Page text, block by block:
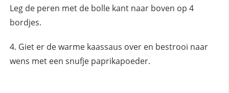
Leg de peren met de bolle kant naar boven op 4
bordjes.
Giet er de warme kaassaus over en bestrooi naar
wens met een snufje paprikapoeder.